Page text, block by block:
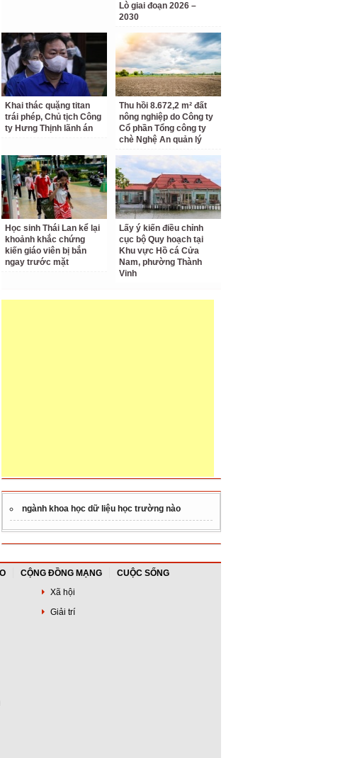
Lò giai đoạn 2026 –
2030
Khai thác quặng titan
trái phép, Chủ tịch Công
ty Hưng Thịnh lãnh án
Thu hồi 8.672,2 m² đất
nông nghiệp do Công ty
Cổ phần Tổng công ty
chè Nghệ An quản lý
Học sinh Thái Lan kể lại
khoảnh khắc chứng
kiến giáo viên bị bắn
ngay trước mặt
Lấy ý kiến điều chỉnh
cục bộ Quy hoạch tại
Khu vực Hồ cá Cửa
Nam, phường Thành
Vinh
ngành khoa học dữ liệu học trường nào
CỘNG ĐỒNG MẠNG
CUỘC SỐNG
Xã hội
Giải trí